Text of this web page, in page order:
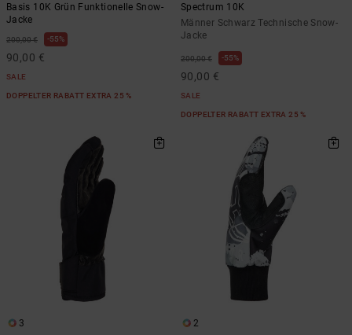
Basis 10K Grün Funktionelle Snow-
Jacke
200,00 € 55%
90,00 €
SALE
DOPPELTER RABATT EXTRA 25 %
Spectrum 10K
Männer Schwarz Technische Snow-
Jacke
200,00 € 55%
90,00 €
SALE
DOPPELTER RABATT EXTRA 25 %
3 2